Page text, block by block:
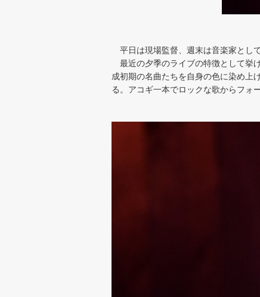
平日は現場監督、週末は音楽家とし
最近の夕季のライブの特徴として挙
成初期の名曲たちを自身の色に染め上
る。アコギ一本でロックな歌からフォ